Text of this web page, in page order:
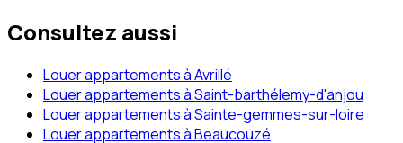
Consultez aussi
Louer appartements à Avrillé
Louer appartements à Saint-barthélemy-d'anjou
Louer appartements à Sainte-gemmes-sur-loire
Louer appartements à Beaucouzé